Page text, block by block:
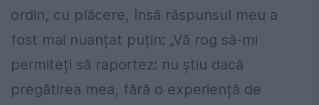
ordin, cu plăcere, însă răspunsul meu a
fost mai nuanțat puțin: „Vă rog să-mi
permiteți să raportez: nu știu dacă
pregătirea mea, fără o experiență de